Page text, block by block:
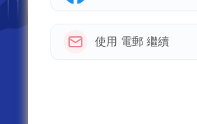
使用 電郵 繼續